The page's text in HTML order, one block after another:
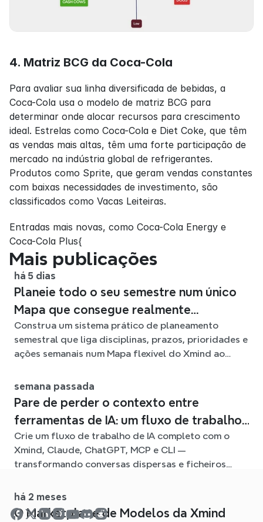
4. Matriz BCG da Coca-Cola
Para avaliar sua linha diversificada de bebidas, a
Coca-Cola usa o modelo de matriz BCG para
determinar onde alocar recursos para crescimento
ideal. Estrelas como Coca-Cola e Diet Coke, que têm
as vendas mais altas, têm uma forte participação de
mercado na indústria global de refrigerantes.
Produtos como Sprite, que geram vendas constantes
com baixas necessidades de investimento, são
classificados como Vacas Leiteiras.
Entradas mais novas, como Coca-Cola Energy e
Coca-Cola Plus{
Mais publicações
há 5 dias
Planeie todo o seu semestre num único
Mapa que consegue realmente
acompanhar
Construa um sistema prático de planeamento
semestral que liga disciplinas, prazos, prioridades e
ações semanais num Mapa flexível do Xmind ao
semana passada
Pare de perder o contexto entre
ferramentas de IA: um fluxo de trabalho
ligado com o Xmind
Crie um fluxo de trabalho de IA completo com o
Xmind, Claude, ChatGPT, MCP e CLI —
transformando conversas dispersas e ficheiros
há 2 meses
O Marketplace de Modelos da Xmind